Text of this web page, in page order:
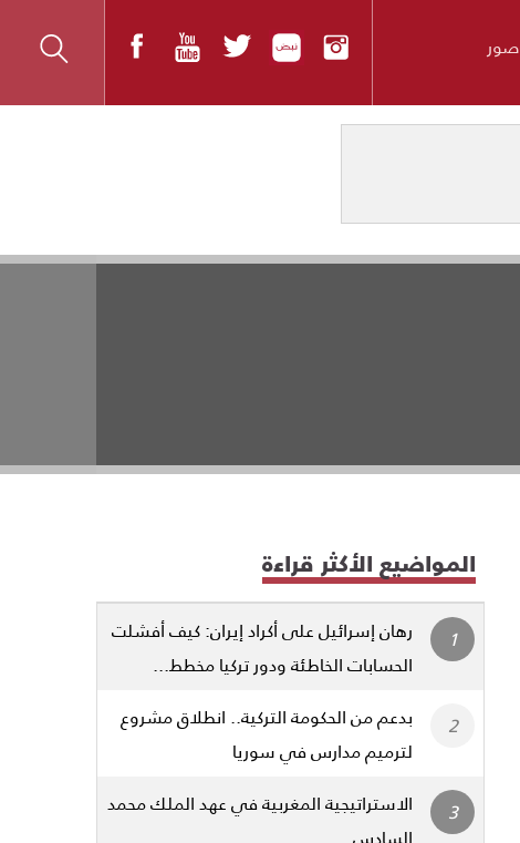
صور
المواضيع الأكثر قراءة
رهان إسرائيل على أكراد إيران: كيف أفشلت
الحسابات الخاطئة ودور تركيا مخطط...
بدعم من الحكومة التركية.. انطلاق مشروع
لترميم مدارس في سوريا
الاستراتيجية المغربية في عهد الملك محمد